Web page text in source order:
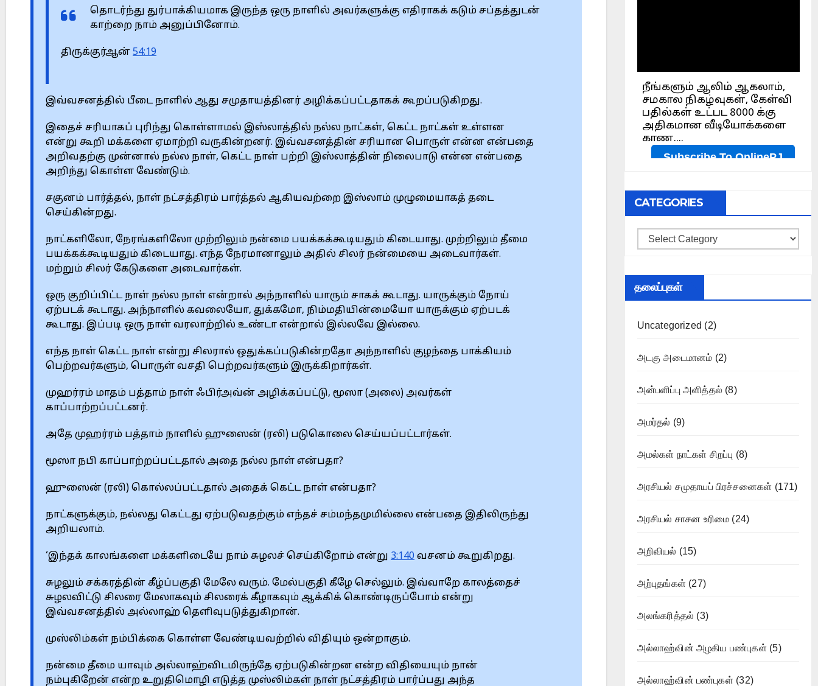
தொடர்ந்து துர்பாக்கியமாக இருந்த ஒரு நாளில் அவர்களுக்கு எதிராகக் கடும் சப்தத்துடன்
காற்றை நாம் அனுப்பினோம்.
திருக்குர்ஆன் 54:19
இவ்வசனத்தில் பீடை நாளில் ஆது சமுதாயத்தினர் அழிக்கப்பட்டதாகக் கூறப்படுகிறது.
இதைச் சரியாகப் புரிந்து கொள்ளாமல் இஸ்லாத்தில் நல்ல நாட்கள், கெட்ட நாட்கள் உள்ளன
என்று கூறி மக்களை ஏமாற்றி வருகின்றனர். இவ்வசனத்தின் சரியான பொருள் என்ன என்பதை
அறிவதற்கு முன்னால் நல்ல நாள், கெட்ட நாள் பற்றி இஸ்லாத்தின் நிலைபாடு என்ன என்பதை
அறிந்து கொள்ள வேண்டும்.
சகுனம் பார்த்தல், நாள் நட்சத்திரம் பார்த்தல் ஆகியவற்றை இஸ்லாம் முழுமையாகத் தடை
செய்கின்றது.
நாட்களிலோ, நேரங்களிலோ முற்றிலும் நன்மை பயக்கக்கூடியதும் கிடையாது. முற்றிலும் தீமை
பயக்கக்கூடியதும் கிடையாது. எந்த நேரமானாலும் அதில் சிலர் நன்மையை அடைவார்கள்.
மற்றும் சிலர் கேடுகளை அடைவார்கள்.
ஒரு குறிப்பிட்ட நாள் நல்ல நாள் என்றால் அந்நாளில் யாரும் சாகக் கூடாது. யாருக்கும் நோய்
ஏற்படக் கூடாது. அந்நாளில் கவலையோ, துக்கமோ, நிம்மதியின்மையோ யாருக்கும் ஏற்படக்
கூடாது. இப்படி ஒரு நாள் வரலாற்றில் உண்டா என்றால் இல்லவே இல்லை.
எந்த நாள் கெட்ட நாள் என்று சிலரால் ஒதுக்கப்படுகின்றதோ அந்நாளில் குழந்தை பாக்கியம்
பெற்றவர்களும், பொருள் வசதி பெற்றவர்களும் இருக்கிறார்கள்.
முஹர்ரம் மாதம் பத்தாம் நாள் ஃபிர்அவ்ன் அழிக்கப்பட்டு, மூஸா (அலை) அவர்கள்
காப்பாற்றப்பட்டனர்.
அதே முஹர்ரம் பத்தாம் நாளில் ஹுஸைன் (ரலி) படுகொலை செய்யப்பட்டார்கள்.
மூஸா நபி காப்பாற்றப்பட்டதால் அதை நல்ல நாள் என்பதா?
ஹுஸைன் (ரலி) கொல்லப்பட்டதால் அதைக் கெட்ட நாள் என்பதா?
நாட்களுக்கும், நல்லது கெட்டது ஏற்படுவதற்கும் எந்தச் சம்மந்தமுமில்லை என்பதை இதிலிருந்து
அறியலாம்.
‘இந்தக் காலங்களை மக்களிடையே நாம் சுழலச் செய்கிறோம் என்று 3:140 வசனம் கூறுகிறது.
சுழலும் சக்கரத்தின் கீழ்ப்பகுதி மேலே வரும். மேல்பகுதி கீழே செல்லும். இவ்வாறே காலத்தைச்
சுழலவிட்டு சிலரை மேலாகவும் சிலரைக் கீழாகவும் ஆக்கிக் கொண்டிருப்போம் என்று
இவ்வசனத்தில் அல்லாஹ் தெளிவுபடுத்துகிறான்.
முஸ்லிம்கள் நம்பிக்கை கொள்ள வேண்டியவற்றில் விதியும் ஒன்றாகும்.
நன்மை தீமை யாவும் அல்லாஹ்விடமிருந்தே ஏற்படுகின்றன என்ற விதியையும் நான்
நம்புகிறேன் என்ற உறுதிமொழி எடுத்த முஸ்லிம்கள் நாள் நட்சத்திரம் பார்ப்பது அந்த
CATEGORIES
Categories
தலைப்புகள்
Uncategorized (2)
அடகு அடைமானம் (2)
அன்பளிப்பு அளித்தல் (8)
அமர்தல் (9)
அமல்கள் நாட்கள் சிறப்பு (8)
அரசியல் சமுதாயப் பிரச்சனைகள் (171)
அரசியல் சாசன உரிமை (24)
அறிவியல் (15)
அற்புதங்கள் (27)
அலங்கரித்தல் (3)
அல்லாஹ்வின் அழகிய பண்புகள் (5)
அல்லாஹ்வின் பண்புகள் (32)